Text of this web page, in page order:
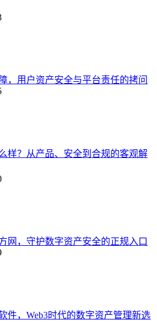
，用户资产安全与平台责任的拷问
样？从产品、安全到合规的客观解
网，守护数字资产安全的正规入口
件，Web3时代的数字资产管理新选